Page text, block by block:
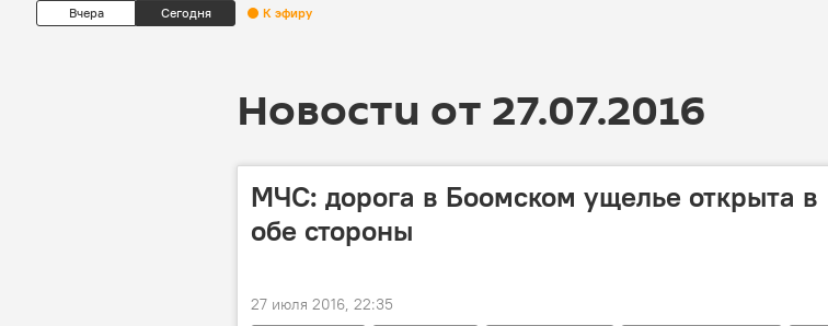
Вчера Сегодня К эфиру
Новости от 27.07.2016
МЧС: дорога в Боомском ущелье открыта в
обе стороны
27 июля 2016, 22:35